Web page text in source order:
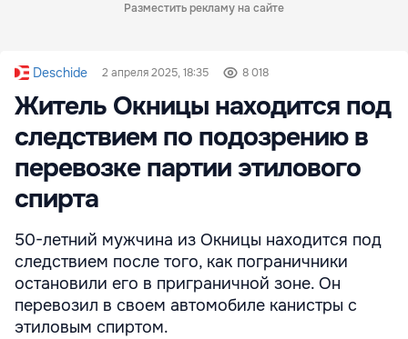
Разместить рекламу на сайте
Deschide 2 апреля 2025, 18:35 8 018
Житель Окницы находится под
следствием по подозрению в
перевозке партии этилового
спирта
50-летний мужчина из Окницы находится под
следствием после того, как пограничники
остановили его в приграничной зоне. Он
перевозил в своем автомобиле канистры с
этиловым спиртом.